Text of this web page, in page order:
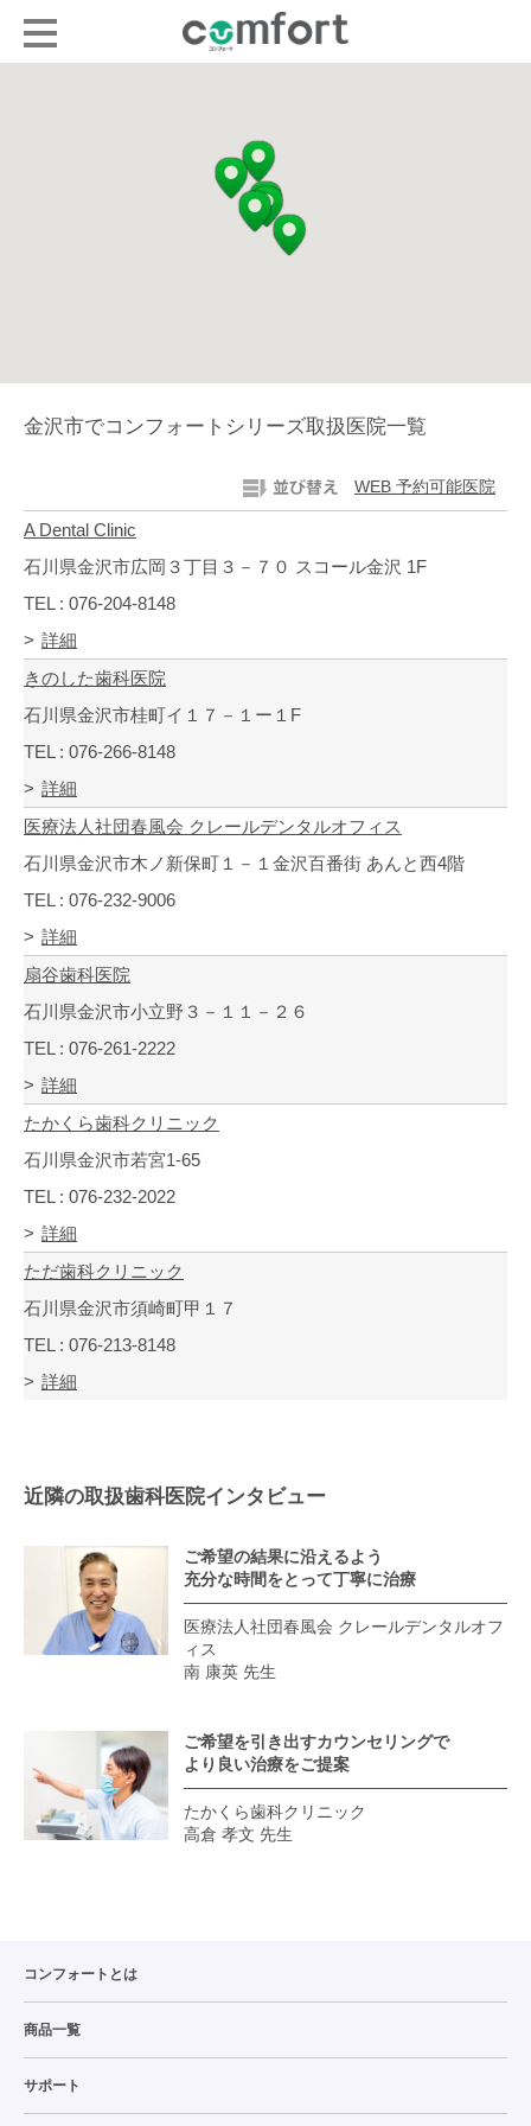
金沢市でコンフォートシリーズ取扱医院一覧
WEB 予約可能医院
A Dental Clinic
石川県金沢市広岡３丁目３－７０ スコール金沢 1F
TEL : 076-204-8148
詳細
きのした歯科医院
石川県金沢市桂町イ１７－１ー１F
TEL : 076-266-8148
詳細
医療法人社団春風会 クレールデンタルオフィス
石川県金沢市木ノ新保町１－１金沢百番街 あんと西4階
TEL : 076-232-9006
詳細
扇谷歯科医院
石川県金沢市小立野３－１１－２６
TEL : 076-261-2222
詳細
たかくら歯科クリニック
石川県金沢市若宮1-65
TEL : 076-232-2022
詳細
ただ歯科クリニック
石川県金沢市須崎町甲１７
TEL : 076-213-8148
詳細
近隣の取扱歯科医院インタビュー
ご希望の結果に沿えるよう
充分な時間をとって丁寧に治療
医療法人社団春風会 クレールデンタルオフ
ィス
南 康英 先生
ご希望を引き出すカウンセリングで
より良い治療をご提案
たかくら歯科クリニック
高倉 孝文 先生
コンフォートとは
商品一覧
サポート